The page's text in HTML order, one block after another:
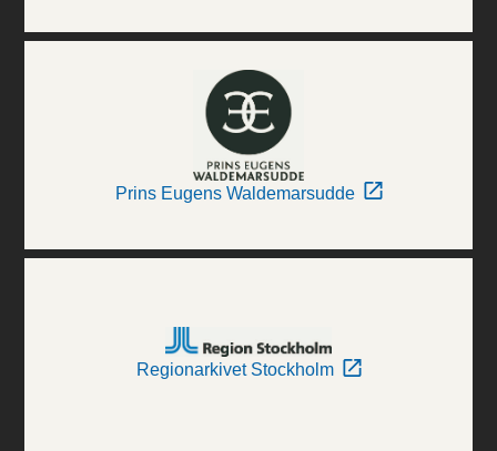
Prins Eugens Waldemarsudde
Regionarkivet Stockholm